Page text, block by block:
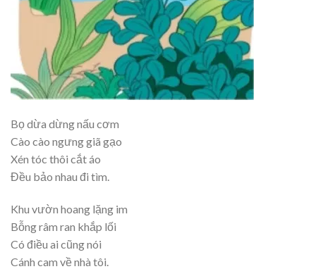
Bọ dừa dừng nấu cơm
Cào cào ngưng giã gạo
Xén tóc thôi cắt áo
Đều bảo nhau đi tìm.
Khu vườn hoang lặng im
Bỗng râm ran khắp lối
Có điều ai cũng nói
Cánh cam về nhà tôi.